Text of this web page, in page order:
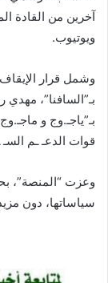
آخرين من القادة
ويوتيوب.
وشمل قرار
بـ”السافنا”، مهدي
بـ”ياجـ.وج و
قوات الدعـ ـم
وعزت “المنصة”،
سياساتها، دون